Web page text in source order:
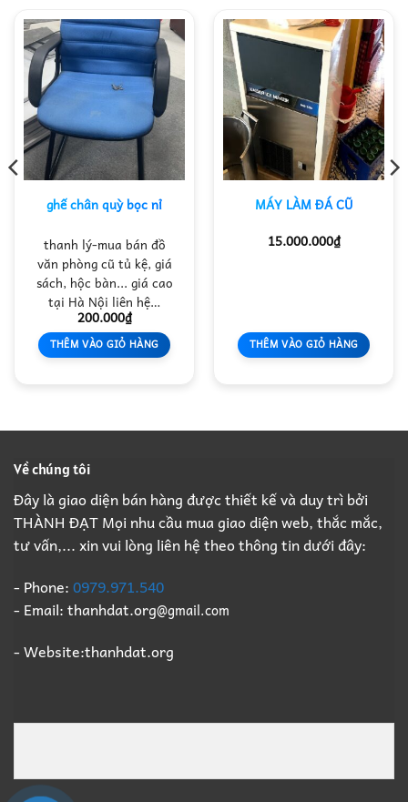
ghế chân quỳ bọc nỉ
thanh lý-mua bán đồ
văn phòng cũ tủ kệ, giá
sách, hộc bàn... giá cao
tại Hà Nội liên hệ…
200.000₫
THÊM VÀO GIỎ HÀNG
MÁY LÀM ĐÁ CŨ
15.000.000₫
THÊM VÀO GIỎ HÀNG
Về chúng tôi
Đây là giao diện bán hàng được thiết kế và duy trì bởi
THÀNH ĐẠT Mọi nhu cầu mua giao diện web, thắc mắc,
tư vấn,... xin vui lòng liên hệ theo thông tin dưới đây:
- Phone:0979.971.540
- Email: thanhdat.org@gmail.com
- Website:thanhdat.org